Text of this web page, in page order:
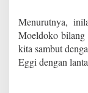
Menurutnya,
Moeldoko
kita sambut
Eggi dengan